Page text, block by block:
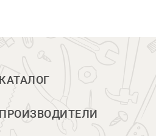
КАТАЛОГ
ПРОИЗВОДИТЕЛИ